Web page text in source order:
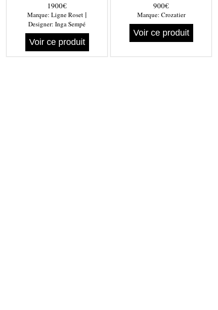
1900€
Marque: Ligne Roset |
Designer: Inga Sempé
Voir ce produit
900€
Marque: Crozatier
Voir ce produit